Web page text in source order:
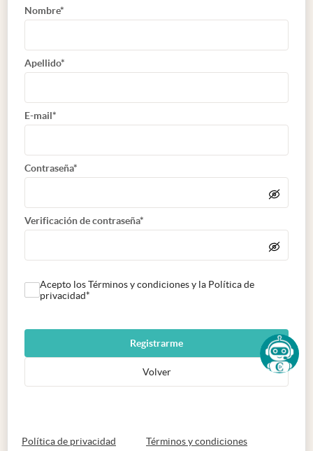
Nombre*
Apellido*
E-mail*
Contraseña*
Verificación de contraseña*
Acepto los Términos y condiciones y la Política de
privacidad*
Registrarme
Volver
Política de privacidad abre en nueva pestaña
Términos y condicionesabre en nueva